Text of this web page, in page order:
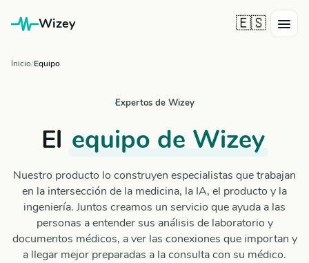
Wizey 🇪🇸
Inicio Equipo
Expertos de Wizey
El equipo de Wizey
Nuestro producto lo construyen especialistas que trabajan
en la intersección de la medicina, la IA, el producto y la
ingeniería. Juntos creamos un servicio que ayuda a las
personas a entender sus análisis de laboratorio y
documentos médicos, a ver las conexiones que importan y
a llegar mejor preparadas a la consulta con su médico.